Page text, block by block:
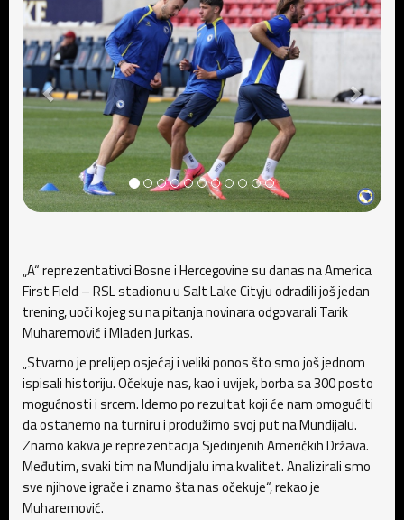
„A“ reprezentativci Bosne i Hercegovine su danas na America
First Field – RSL stadionu u Salt Lake Cityju odradili još jedan
trening, uoči kojeg su na pitanja novinara odgovarali Tarik
Muharemović i Mladen Jurkas.
„Stvarno je prelijep osjećaj i veliki ponos što smo još jednom
ispisali historiju. Očekuje nas, kao i uvijek, borba sa 300 posto
mogućnosti i srcem. Idemo po rezultat koji će nam omogućiti
da ostanemo na turniru i produžimo svoj put na Mundijalu.
Znamo kakva je reprezentacija Sjedinjenih Američkih Država.
Međutim, svaki tim na Mundijalu ima kvalitet. Analizirali smo
sve njihove igrače i znamo šta nas očekuje“, rekao je
Muharemović.